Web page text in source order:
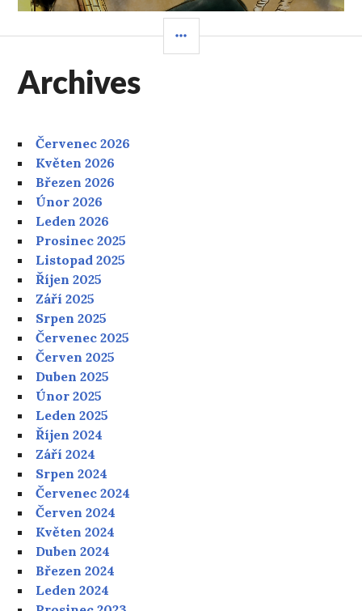
PANEL
Archives
Červenec 2026
Květen 2026
Březen 2026
Únor 2026
Leden 2026
Prosinec 2025
Listopad 2025
Říjen 2025
Září 2025
Srpen 2025
Červenec 2025
Červen 2025
Duben 2025
Únor 2025
Leden 2025
Říjen 2024
Září 2024
Srpen 2024
Červenec 2024
Červen 2024
Květen 2024
Duben 2024
Březen 2024
Leden 2024